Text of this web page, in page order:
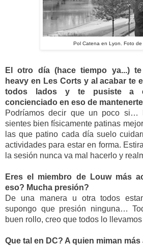
Pol Catena en Lyon. Foto de
El otro día (hace tiempo ya...)
heavy en Les Corts y al acabar te
todos lados y te pusiste a
concienciado en eso de
Podríamos decir que un poco si…
sientes bien físicamente patinas
las que patino cada día suelo
actividades para estar en forma.
la sesión nunca va mal hacerlo y
Eres el miembro de Louw más
eso? Mucha presión?
De una manera u otra todos
supongo que presión ninguna…
buen rollo, creo que todos lo
Que tal en DC? A quien miman más